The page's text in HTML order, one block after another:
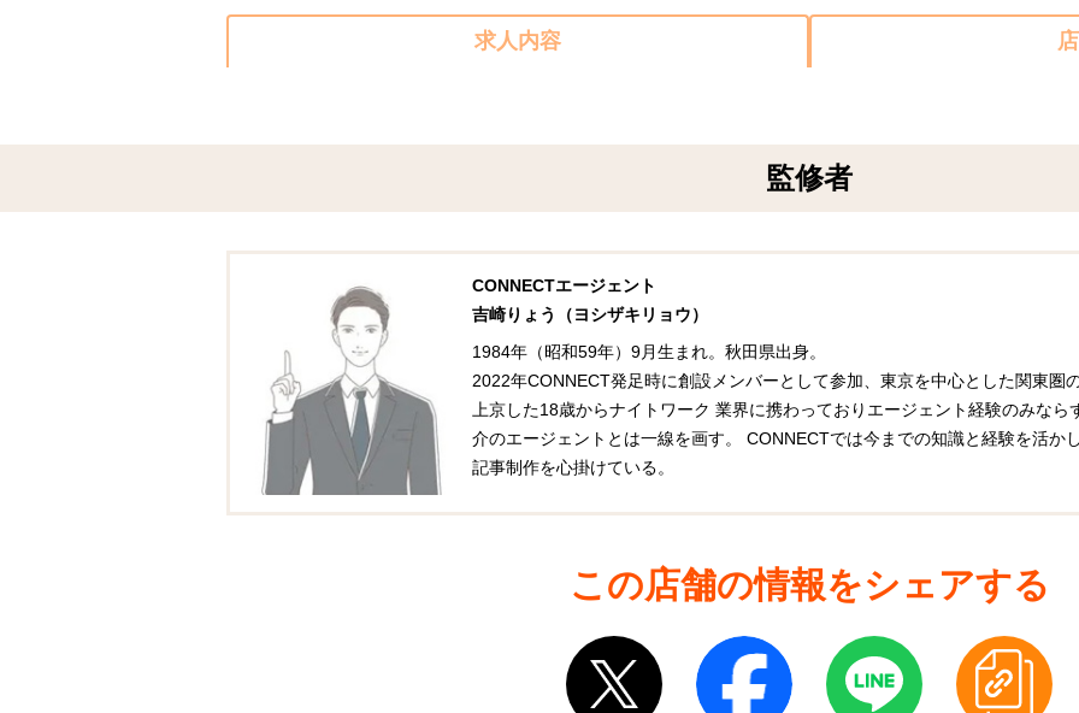
求人内容
監修者
CONNECTエージェント
吉崎りょう（ヨシザキリョウ）
1984年（昭和59年）9月生まれ。秋田県出身。
2022年CONNECT発足時に創設メンバーとして参加、東京を中心とした関東圏
上京した18歳からナイトワーク 業界に携わっておりエージェント経験のみな
介のエージェントとは一線を画す。 CONNECTでは今までの知識と経験を活か
記事制作を心掛けている。
この店舗の情報をシェアする